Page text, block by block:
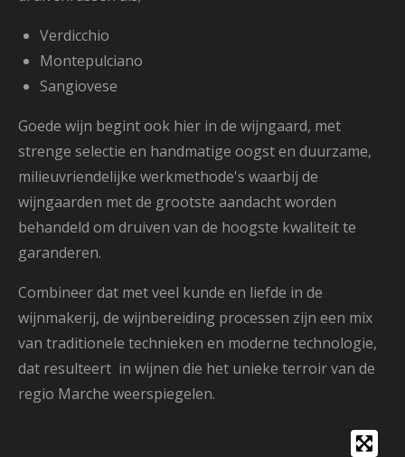
Verdicchio
Montepulciano
Sangiovese
Goede wijn begint ook hier in de wijngaard, met
strenge selectie en handmatige oogst en duurzame,
milieuvriendelijke werkmethode's waarbij de
wijngaarden met de grootste aandacht worden
behandeld om druiven van de hoogste kwaliteit te
garanderen.
Combineer dat met veel kunde en liefde in de
wijnmakerij, de wijnbereiding processen zijn een mix
van traditionele technieken en moderne technologie,
dat resulteert in wijnen die het unieke terroir van de
regio Marche weerspiegelen.